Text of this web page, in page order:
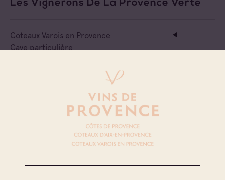
Les Vignerons De La Provence Verte
Coteaux Varois en Provence
Cave particulière
Coteaux Varois en Provence
Cave particulière
Domaine La Mercadine
Cave particulière